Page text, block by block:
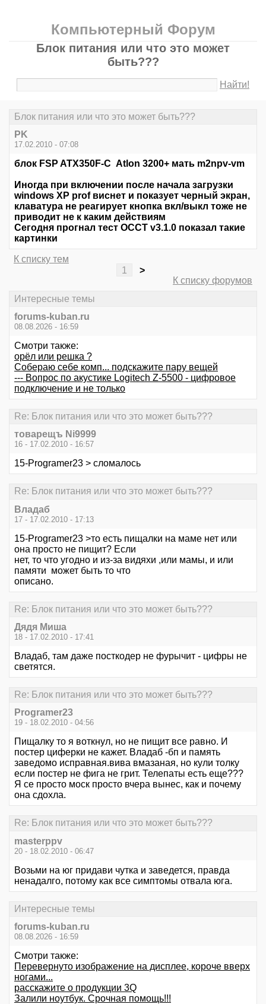
Компьютерный Форум
Блок питания или что это может
быть???
Найти!
Блок питания или что это может быть???
PK
17.02.2010 - 07:08
блок FSP ATX350F-C Atlon 3200+ мать m2npv-vm
Иногда при включении после начала загрузки
windows XP prof виснет и показует черный экран,
клаватура не реагирует кнопка вкл/выкл тоже не
приводит не к каким действиям
Сегодня прогнал тест OCCT v3.1.0 показал такие
картинки
К списку тем
1
>
К списку форумов
Интересные темы
forums-kuban.ru
08.08.2026 - 16:59
Смотри также:
орёл или решка ?
Собераю себе комп... подскажите пару вещей
--- Вопрос по акустике Logitech Z-5500 - цифровое
подключение и не только
Re: Блок питания или что это может быть???
товарещъ Ni9999
16 - 17.02.2010 - 16:57
15-Programer23 > сломалось
Re: Блок питания или что это может быть???
Владаб
17 - 17.02.2010 - 17:13
15-Programer23 >то есть пищалки на маме нет или
она просто не пищит? Если
нет, то что угодно и из-за видяхи ,или мамы, и или
памяти может быть то что
описано.
Re: Блок питания или что это может быть???
Дядя Миша
18 - 17.02.2010 - 17:41
Владаб, там даже посткодер не фурычит - цифры не
светятся.
Re: Блок питания или что это может быть???
Programer23
19 - 18.02.2010 - 04:56
Пищалку то я воткнул, но не пищит все равно. И
постер циферки не кажет. Владаб -бп и память
заведомо исправная.вива вмазаная, но кули толку
если постер не фига не грит. Телепаты есть еще???
Я се просто моск просто вчера вынес, как и почему
она сдохла.
Re: Блок питания или что это может быть???
masterppv
20 - 18.02.2010 - 06:47
Возьми на юг придави чутка и заведется, правда
ненадалго, потому как все симптомы отвала юга.
Интересные темы
forums-kuban.ru
08.08.2026 - 16:59
Смотри также:
Перевернуто изображение на дисплее, короче вверх
ногами...
расскажите о продукции 3Q
Залили ноутбук. Срочная помощь!!!